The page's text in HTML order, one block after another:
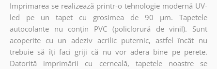
Imprimarea se realizează printr-o tehnologie modernă UV-
led pe un tapet cu grosimea de 90 µm. Tapetele
autocolante nu conțin PVC (policlorură de vinil). Sunt
acoperite cu un adeziv acrilic puternic, astfel încât nu
trebuie să îți faci griji că nu vor adera bine pe perete.
Datorită imprimării cu cerneală, tapetele noastre se